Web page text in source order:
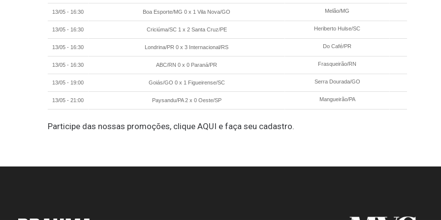
13/05 - 16:30 Boa Esporte/MG 0 x 1 Vila Nova/GO Melão/MG
13/05 - 16:30 Criciúma/SC 1 x 2 Santa Cruz/PE Heriberto Hulse/SC
13/05 - 16:30 Londrina/PR 0 x 3 Internacional/RS Do Café/PR
13/05 - 16:30 ABC/RN 0 x 0 Paraná/PR Frasqueirão/RN
13/05 - 19:00 Goiás/GO 0 x 1 Figueirense/SC Serra Dourada/GO
13/05 - 21:00 Paysandu/PA 2 x 0 Oeste/SP Mangueirão/PA
Participe das nossas promoções, clique AQUI e faça seu cadastro.